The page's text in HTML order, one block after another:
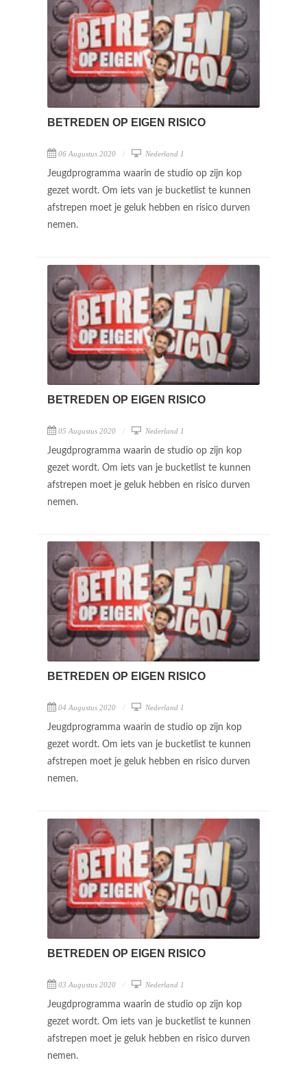
BETREDEN OP EIGEN RISICO
06 Augustus 2020 Nederland 1
Jeugdprogramma waarin de studio op zijn kop
gezet wordt. Om iets van je bucketlist te kunnen
afstrepen moet je geluk hebben en risico durven
nemen.
BETREDEN OP EIGEN RISICO
05 Augustus 2020 Nederland 1
Jeugdprogramma waarin de studio op zijn kop
gezet wordt. Om iets van je bucketlist te kunnen
afstrepen moet je geluk hebben en risico durven
nemen.
BETREDEN OP EIGEN RISICO
04 Augustus 2020 Nederland 1
Jeugdprogramma waarin de studio op zijn kop
gezet wordt. Om iets van je bucketlist te kunnen
afstrepen moet je geluk hebben en risico durven
nemen.
BETREDEN OP EIGEN RISICO
03 Augustus 2020 Nederland 1
Jeugdprogramma waarin de studio op zijn kop
gezet wordt. Om iets van je bucketlist te kunnen
afstrepen moet je geluk hebben en risico durven
nemen.